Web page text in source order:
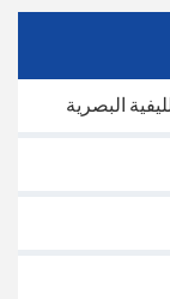
البصرية